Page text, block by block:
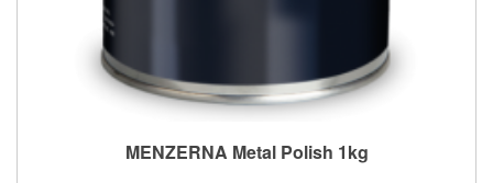
MENZERNA Metal Polish 1kg